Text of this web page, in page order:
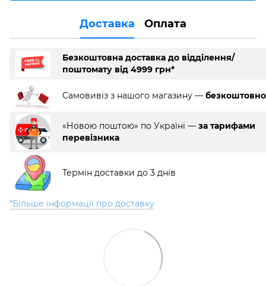
Доставка Оплата
Безкоштовна доставка до відділення/
поштомату від 4999 грн*
Самовивіз з нашого магазину — безкоштовно
«Новою поштою» по Україні — за тарифами
перевізника
Термін доставки до 3 днів
*Більше інформації про доставку